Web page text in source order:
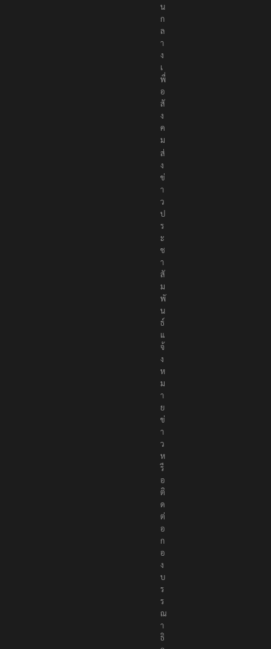
ป็
น
ก
ล
า
ง
เ
พื่
อ
สั
ง
ค
ม
ส่
ง
ข่
า
ว
ป
ร
ะ
ช
า
สั
ม
พั
น
ธ์
แ
จ้
ง
ห
ม
า
ย
ข่
า
ว
ห
รื
อ
ติ
ด
ต่
อ
ก
อ
ง
บ
ร
ร
ณ
า